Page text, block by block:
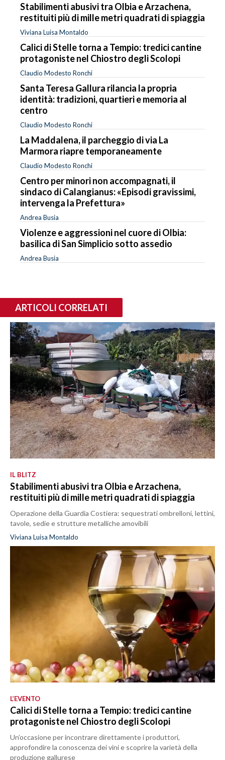
Stabilimenti abusivi tra Olbia e Arzachena,
restituiti più di mille metri quadrati di spiaggia
Viviana Luisa Montaldo
Calici di Stelle torna a Tempio: tredici cantine
protagoniste nel Chiostro degli Scolopi
Claudio Modesto Ronchi
Santa Teresa Gallura rilancia la propria
identità: tradizioni, quartieri e memoria al
centro
Claudio Modesto Ronchi
La Maddalena, il parcheggio di via La
Marmora riapre temporaneamente
Claudio Modesto Ronchi
Centro per minori non accompagnati, il
sindaco di Calangianus: «Episodi gravissimi,
intervenga la Prefettura»
Andrea Busia
Violenze e aggressioni nel cuore di Olbia:
basilica di San Simplicio sotto assedio
Andrea Busia
ARTICOLI CORRELATI
IL BLITZ
Stabilimenti abusivi tra Olbia e Arzachena,
restituiti più di mille metri quadrati di spiaggia
Operazione della Guardia Costiera: sequestrati ombrelloni, lettini,
tavole, sedie e strutture metalliche amovibili
Viviana Luisa Montaldo
L’EVENTO
Calici di Stelle torna a Tempio: tredici cantine
protagoniste nel Chiostro degli Scolopi
Un’occasione per incontrare direttamente i produttori,
approfondire la conoscenza dei vini e scoprire la varietà della
produzione gallurese